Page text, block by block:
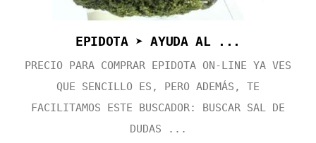
EPIDOTA ➤ AYUDA AL ...
PRECIO PARA COMPRAR EPIDOTA ON-LINE YA VES
QUE SENCILLO ES, PERO ADEMÁS, TE
FACILITAMOS ESTE BUSCADOR: BUSCAR SAL DE
DUDAS ...